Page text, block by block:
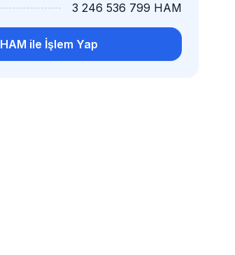
3 246 536 799 HAM
HAM ile İşlem Yap